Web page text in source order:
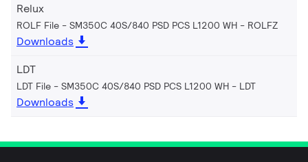
Relux
ROLF File - SM350C 40S/840 PSD PCS L1200 WH ROLFZ
Downloads
LDT
LDT File - SM350C 40S/840 PSD PCS L1200 WH LDT
Downloads